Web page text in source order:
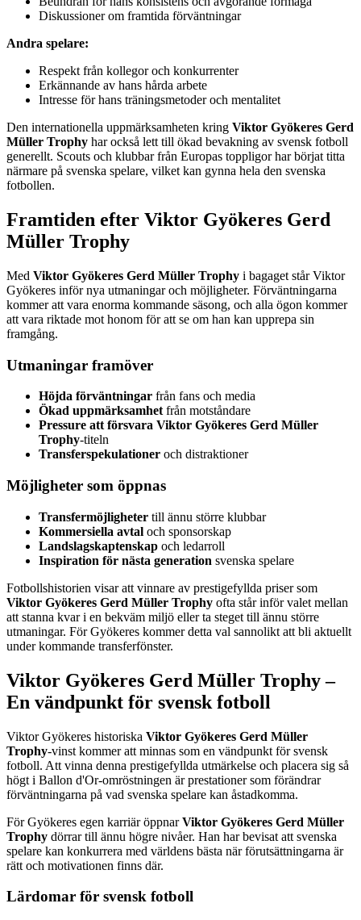
Diskussioner om framtida förväntningar
Andra spelare:
Respekt från kollegor och konkurrenter
Erkännande av hans hårda arbete
Intresse för hans träningsmetoder och mentalitet
Den internationella uppmärksamheten kring Viktor Gyökeres Gerd
Müller Trophy har också lett till ökad bevakning av svensk fotboll
generellt. Scouts och klubbar från Europas toppligor har börjat titta
närmare på svenska spelare, vilket kan gynna hela den svenska
fotbollen.
Framtiden efter Viktor Gyökeres Gerd
Müller Trophy
Med Viktor Gyökeres Gerd Müller Trophy i bagaget står Viktor
Gyökeres inför nya utmaningar och möjligheter. Förväntningarna
kommer att vara enorma kommande säsong, och alla ögon kommer
att vara riktade mot honom för att se om han kan upprepa sin
framgång.
Utmaningar framöver
Höjda förväntningar från fans och media
Ökad uppmärksamhet från motståndare
Pressure att försvara Viktor Gyökeres Gerd Müller
Trophy-titeln
Transferspekulationer och distraktioner
Möjligheter som öppnas
Transfermöjligheter till ännu större klubbar
Kommersiella avtal och sponsorskap
Landslagskaptenskap och ledarroll
Inspiration för nästa generation svenska spelare
Fotbollshistorien visar att vinnare av prestigefyllda priser som
Viktor Gyökeres Gerd Müller Trophy ofta står inför valet mellan
att stanna kvar i en bekväm miljö eller ta steget till ännu större
utmaningar. För Gyökeres kommer detta val sannolikt att bli aktuellt
under kommande transferfönster.
Viktor Gyökeres Gerd Müller Trophy –
En vändpunkt för svensk fotboll
Viktor Gyökeres historiska Viktor Gyökeres Gerd Müller
Trophy-vinst kommer att minnas som en vändpunkt för svensk
fotboll. Att vinna denna prestigefyllda utmärkelse och placera sig så
högt i Ballon d'Or-omröstningen är prestationer som förändrar
förväntningarna på vad svenska spelare kan åstadkomma.
För Gyökeres egen karriär öppnarViktor Gyökeres Gerd Müller
Trophy dörrar till ännu högre nivåer. Han har bevisat att svenska
spelare kan konkurrera med världens bästa när förutsättningarna är
rätt och motivationen finns där.
Lärdomar för svensk fotboll